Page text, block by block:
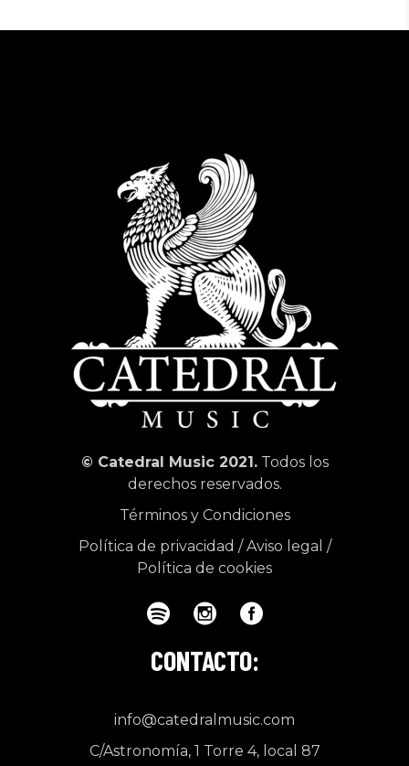
© Catedral Music 2021.Todos los
derechos reservados.
Términos y Condiciones
Política de privacidad /Aviso legal /
Política de cookies
CONTACTO:
info@catedralmusic.com
C/Astronomía, 1 Torre 4, local 87